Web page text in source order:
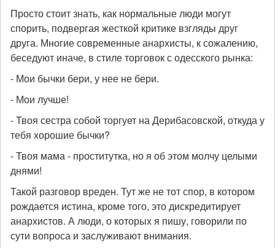
Просто стоит знать, как нормальные люди могут
спорить, подвергая жесткой критике взгляды друг
друга. Многие современные анархисты, к сожалению,
беседуют иначе, в стиле торговок с одесского рынка:
- Мои бычки бери, у нее не бери.
- Мои лучше!
- Твоя сестра собой торгует на Дерибасовской, откуда у
тебя хорошие бычки?
- Твоя мама - проститутка, но я об этом молчу целыми
днями!
Такой разговор вреден. Тут же не тот спор, в котором
рождается истина, кроме того, это дискредитирует
анархистов. А люди, о которых я пишу, говорили по
сути вопроса и заслуживают внимания.